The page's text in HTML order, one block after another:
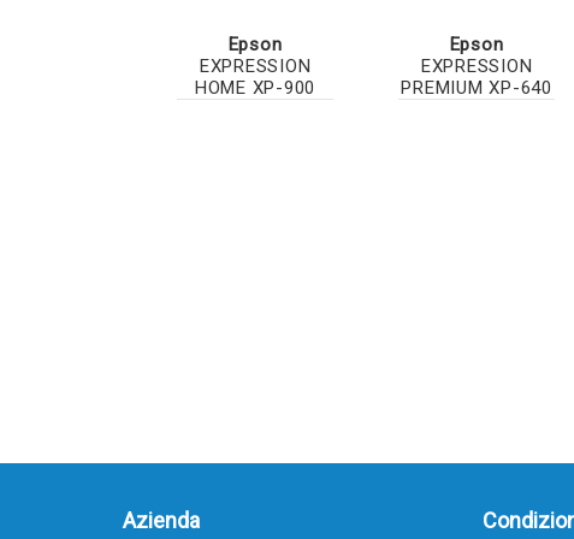
Epson
EXPRESSION
HOME XP-900
Epson
EXPRESSION
PREMIUM XP-640
Azienda